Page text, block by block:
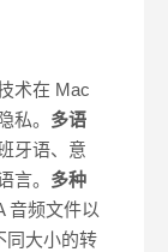
术在 Mac
私。 多语
牙语、意
言。 多种
音频文件以
同大小的转